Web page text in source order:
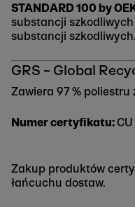
STANDARD 100 by
substancji
substancji szkodliwych.
GRS – Global
Zawiera 97 %
Numer certyfikatu:
Zakup produktów
łańcuchu dostaw.